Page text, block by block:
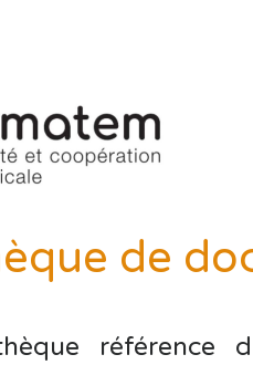
de
référence